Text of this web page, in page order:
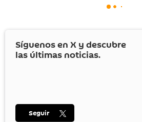
Síguenos en X y descubre
las últimas noticias.
Seguir